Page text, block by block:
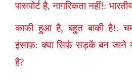
पासपोर्ट है, नागरिकता नहीं!:
काफी हुआ है, बहुत बाकी है!:
इंसाफ़: क्या सिर्फ़ सड़कें बन जाने
है?